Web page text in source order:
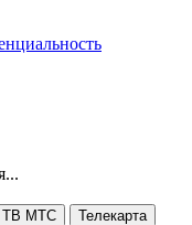
ТВ МТС
Телекарта